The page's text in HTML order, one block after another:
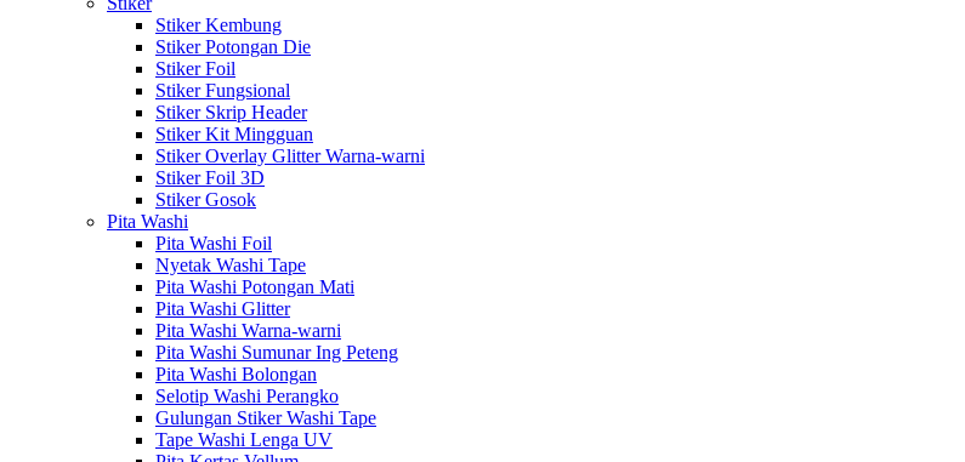
Stiker Kembung
Stiker Potongan Die
Stiker Foil
Stiker Fungsional
Stiker Skrip Header
Stiker Kit Mingguan
Stiker Overlay Glitter Warna-warni
Stiker Foil 3D
Stiker Gosok
Pita Washi
Pita Washi Foil
Nyetak Washi Tape
Pita Washi Potongan Mati
Pita Washi Glitter
Pita Washi Warna-warni
Pita Washi Sumunar Ing Peteng
Pita Washi Bolongan
Selotip Washi Perangko
Gulungan Stiker Washi Tape
Tape Washi Lenga UV